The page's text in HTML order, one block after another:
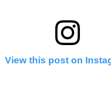
View this post on